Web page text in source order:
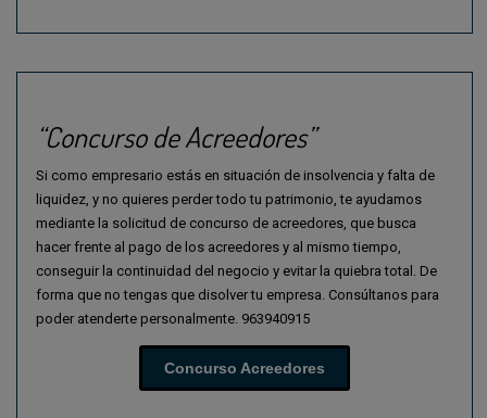
“Concurso de Acreedores”
Si como empresario estás en situación de insolvencia y falta de
liquidez, y no quieres perder todo tu patrimonio, te ayudamos
mediante la solicitud de concurso de acreedores, que busca
hacer frente al pago de los acreedores y al mismo tiempo,
conseguir la continuidad del negocio y evitar la quiebra total. De
forma que no tengas que disolver tu empresa. Consúltanos para
poder atenderte personalmente. 963940915
Concurso Acreedores